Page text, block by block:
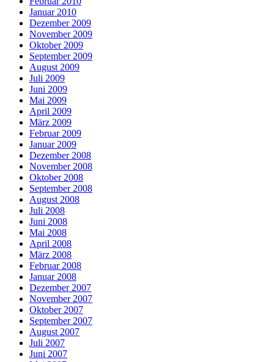
Januar 2010
Dezember 2009
November 2009
Oktober 2009
September 2009
August 2009
Juli 2009
Juni 2009
Mai 2009
April 2009
März 2009
Februar 2009
Januar 2009
Dezember 2008
November 2008
Oktober 2008
September 2008
August 2008
Juli 2008
Juni 2008
Mai 2008
April 2008
März 2008
Februar 2008
Januar 2008
Dezember 2007
November 2007
Oktober 2007
September 2007
August 2007
Juli 2007
Juni 2007